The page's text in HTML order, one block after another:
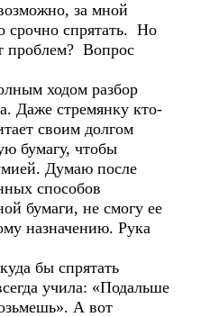
за мной
срочно спрятать. Но
проблем? Вопрос
ходом разбор
Даже стремянку кто-
своим долгом
бумагу, чтобы
Думаю после
способов
бумаги, не смогу ее
назначению. Рука
бы спрятать
учила: «Подальше
А вот